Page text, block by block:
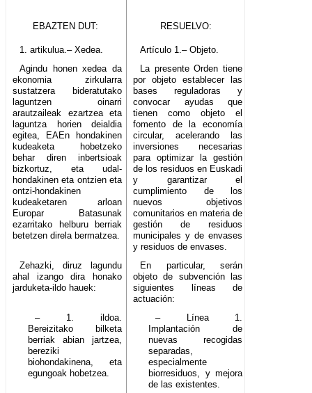
EBAZTEN DUT: RESUELVO:
1. artikulua.– Xedea.
Artículo 1.– Objeto.
Agindu honen xedea da
ekonomia zirkularra
sustatzera bideratutako
laguntzen oinarri
arautzaileak ezartzea eta
laguntza horien deialdia
egitea, EAEn hondakinen
kudeaketa hobetzeko
behar diren inbertsioak
bizkortuz, eta udal-
hondakinen eta ontzien eta
ontzi-hondakinen
kudeaketaren arloan
Europar Batasunak
ezarritako helburu berriak
betetzen direla bermatzea.
La presente Orden tiene
por objeto establecer las
bases reguladoras y
convocar ayudas que
tienen como objeto el
fomento de la economía
circular, acelerando las
inversiones necesarias
para optimizar la gestión
de los residuos en Euskadi
y garantizar el
cumplimiento de los
nuevos objetivos
comunitarios en materia de
gestión de residuos
municipales y de envases
y residuos de envases.
Zehazki, diruz lagundu
ahal izango dira honako
jarduketa-ildo hauek:
En particular, serán
objeto de subvención las
siguientes líneas de
actuación:
– 1. ildoa.
Bereizitako bilketa
berriak abian jartzea,
bereziki
biohondakinena, eta
egungoak hobetzea.
– Línea 1.
Implantación de
nuevas recogidas
separadas,
especialmente
biorresiduos, y mejora
de las existentes.